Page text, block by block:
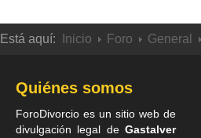
Está aquí: Inicio Foro General
Quiénes somos
ForoDivorcio es un sitio web de
divulgación legal de Gastalver